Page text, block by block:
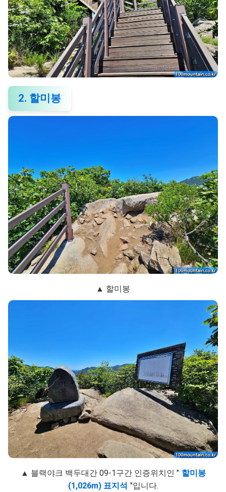
2. 할미봉
▲ 할미봉
▲ 블랙야크 백두대간 09-1구간 인증위치인 " 할미봉
(1,026m) 표지석 "입니다.